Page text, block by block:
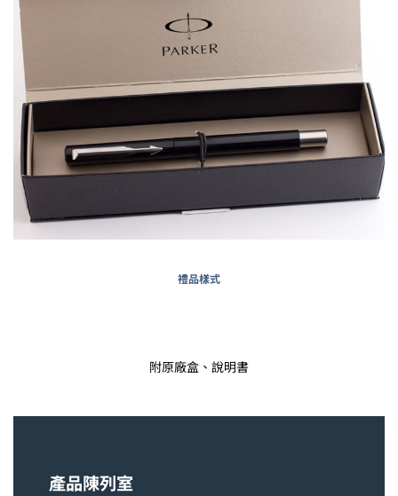
禮品樣式
附原廠盒、說明書
產品陳列室